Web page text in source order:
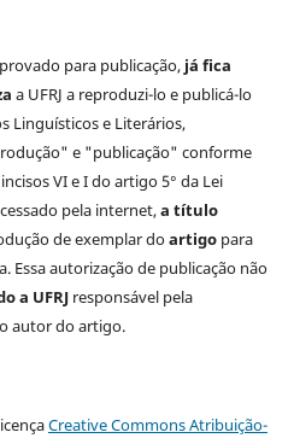
para publicação, já fica
a UFRJ a reproduzi-lo e publicá-lo
Linguísticos e Literários,
e "publicação" conforme
VI e I do artigo 5° da Lei
pela internet,a título
de exemplar doartigopara
Essa autorização de publicação não
a UFRJresponsável pela
autor do artigo.
Creative Commons Atribuição-